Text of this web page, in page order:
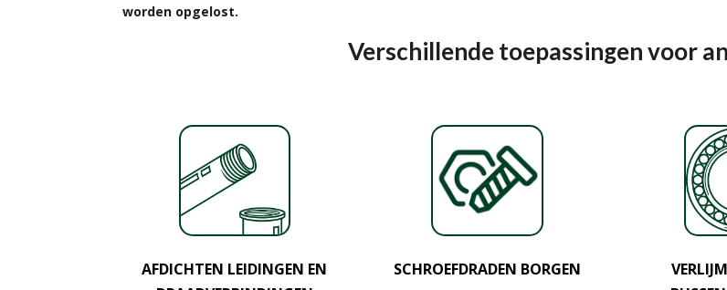
worden opgelost.
Verschillende toepassingen voor
AFDICHTEN LEIDINGEN EN
SCHROEFDRADEN BORGEN